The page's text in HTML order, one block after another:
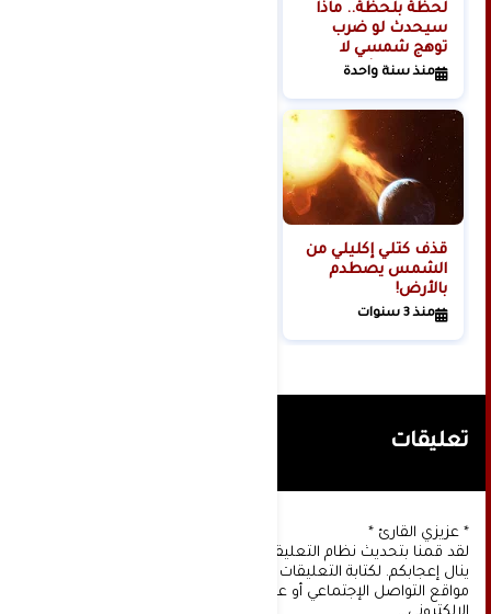
لحظة بلحظة.. ماذا
سيحدث لو ضرب
توهج شمسي لا
تتحمله البشرية
منذ سنة واحدة
قذف كتلي إكليلي من
الشمس يصطدم
بالأرض!
منذ 3 سنوات
تعليقات
* عزيزي القارئ *
لقد قمنا بتحديث نظام التعليقات على موقعنا، ونأمل أن
ينال إعجابكم. لكتابة التعليقات يجب أولا التسجيل عن طريق
مواقع التواصل الإجتماعي أو عن طريق خدمة البريد